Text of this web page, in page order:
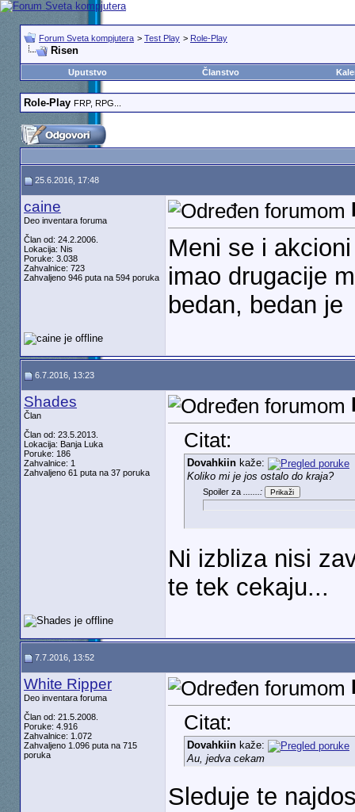
Forum Sveta kompjutera > Test Play > Role-Play
Risen
Uputstvo Članstvo
Role-Play FRP, RPG...
25.6.2016, 17:48
caine
Deo inventara foruma
Član od: 24.2.2006.
Lokacija: Nis
Poruke: 3.038
Zahvalnice: 723
Zahvaljeno 946 puta na 594 poruka
Meni se i
imao drugacije
bedan, bedan je
6.7.2016, 13:23
Shades
Član
Član od: 23.5.2013.
Lokacija: Banja Luka
Poruke: 186
Zahvalnice: 1
Zahvaljeno 61 puta na 37 poruka
Citat:
Dovahkiinkaže:
Koliko mi je jos ostalo do kraja?
Spoiler za .......:
Ni izbliza nisi
te tek cekaju...
7.7.2016, 13:52
White Ripper
Deo inventara foruma
Član od: 21.5.2008.
Poruke: 4.916
Zahvalnice: 1.072
Zahvaljeno 1.096 puta na 715
poruka
Citat:
Dovahkiinkaže:
Au, jedva cekam
Sleduje te